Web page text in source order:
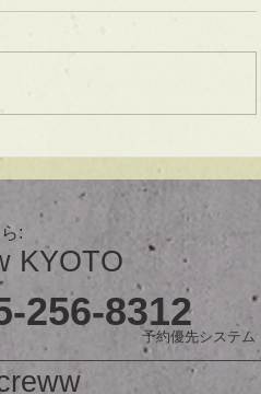
ブを提供
ます。
はご相談
いませ。...
ュ！
:
予約優先システム
KYOTO
256-8312